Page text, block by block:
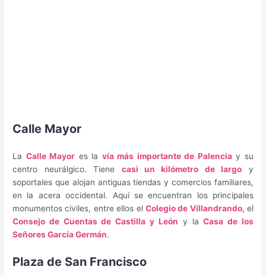
Calle Mayor
La Calle Mayor es la vía más importante de Palenciay su
centro neurálgico. Tiene casi un kilómetro de largo y
soportales que alojan antiguas tiendas y comercios familiares,
en la acera occidental. Aquí se encuentran los principales
monumentos civiles, entre ellos el Colegio de Villandrando, el
Consejo de Cuentas de Castilla y León y laCasa de los
Señores García Germán.
Plaza de San Francisco